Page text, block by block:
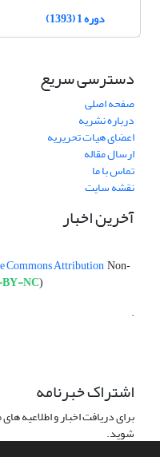
دوره 1 (1393)
دسترسی سریع
صفحه اصلی
درباره نشریه
اعضای هیات تحریریه
ارسال مقاله
تماس با ما
نقشه سایت
آخرین اخبار
Commons Attribution Non-
NC)
.
اشتراک خبرنامه
برای دریافت اخبار و اطلاعیه
شوید.